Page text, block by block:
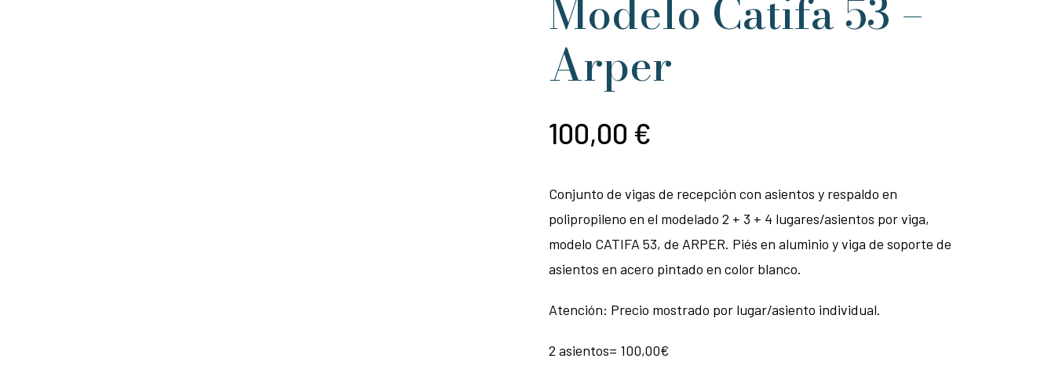
Modelo Catifa 53 –
Arper
100,00 €
Conjunto de vigas de recepción con asientos y respaldo en
polipropileno en el modelado 2 + 3 + 4 lugares/asientos por viga,
modelo CATIFA 53, de ARPER. Piés en aluminio y viga de soporte de
asientos en acero pintado en color blanco.
Atención: Precio mostrado por lugar/asiento individual.
2 asientos= 100,00€